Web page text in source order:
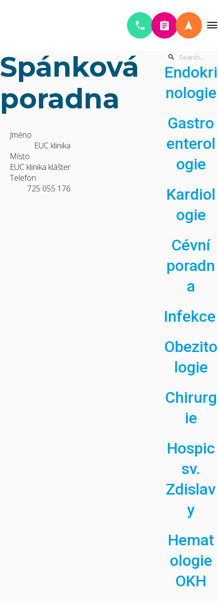
Spánková
poradna
Jméno
EUC klinika
Místo
EUC klinika klášter
Telefon
725 055 176
Endokri
nologie
Gastro
enterol
ogie
Kardiol
ogie
Cévní
poradn
a
Infekce
Obezito
logie
Chirurg
ie
Hospic
sv.
Zdislav
y
Hemat
ologie
OKH